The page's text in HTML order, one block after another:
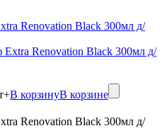
Renovation Black 300мл д/
+В корзинуВ корзине
Renovation Black 300мл д/